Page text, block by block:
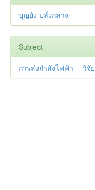
บุญยัง ปลั่งกลาง
Subject
การส่งกำลังไฟฟ้า -- วิจัย